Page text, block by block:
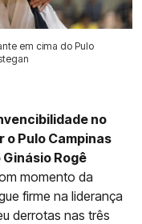
em cima do Pulo
no
Pulo Campinas
Rogê
momento da
firme na liderança
derrotas nas três